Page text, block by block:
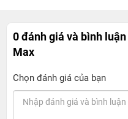
0 đánh giá và bình luận
Max
Chọn đánh giá của bạn